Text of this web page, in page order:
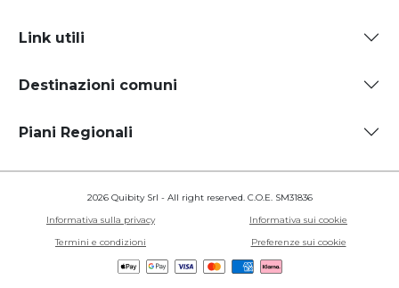
Link utili
Destinazioni comuni
Piani Regionali
2026 Quibity Srl - All right reserved. C.O.E. SM31836
Informativa sulla privacy
Informativa sui cookie
Termini e condizioni
Preferenze sui cookie